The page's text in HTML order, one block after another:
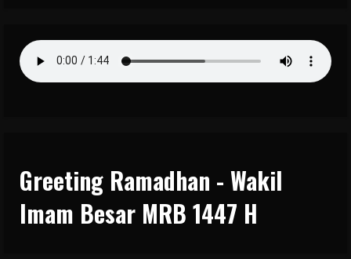
Greeting Ramadhan - Wakil
Imam Besar MRB 1447 H